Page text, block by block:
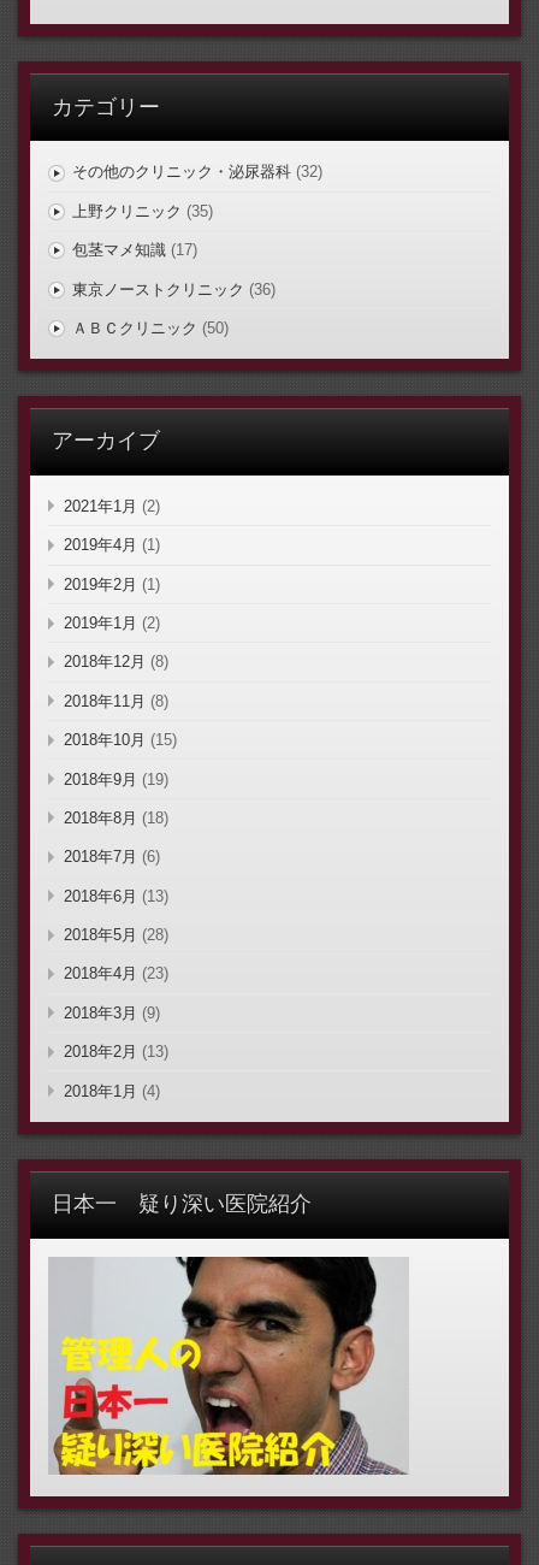
カテゴリー
その他のクリニック・泌尿器科(32)
上野クリニック (35)
包茎マメ知識(17)
東京ノーストクリニック (36)
ＡＢＣクリニック (50)
アーカイブ
2021年1月 (2)
2019年4月 (1)
2019年2月 (1)
2019年1月 (2)
2018年12月 (8)
2018年11月 (8)
2018年10月 (15)
2018年9月 (19)
2018年8月 (18)
2018年7月 (6)
2018年6月 (13)
2018年5月 (28)
2018年4月 (23)
2018年3月 (9)
2018年2月 (13)
2018年1月 (4)
日本一 疑り深い医院紹介